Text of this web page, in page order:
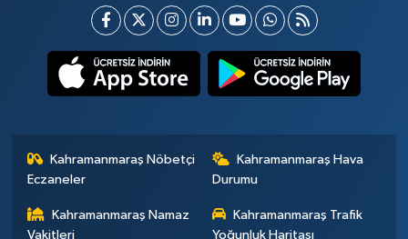
Kahramanmaraş Nöbetçi
Eczaneler
Kahramanmaraş Hava
Durumu
Kahramanmaraş Namaz
Vakitleri
Kahramanmaraş Trafik
Yoğunluk Haritası